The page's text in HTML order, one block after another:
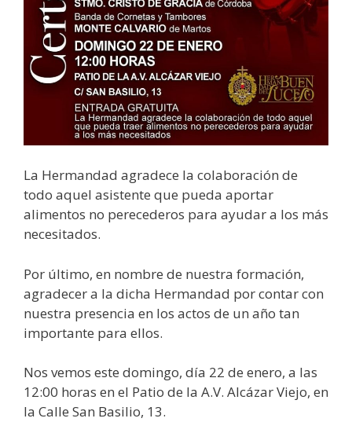
La Hermandad agradece la colaboración de
todo aquel asistente que pueda aportar
alimentos no perecederos para ayudar a los más
necesitados.
Por último, en nombre de nuestra formación,
agradecer a la dicha Hermandad por contar con
nuestra presencia en los actos de un año tan
importante para ellos.
Nos vemos este domingo, día 22 de enero, a las
12:00 horas en el Patio de la A.V. Alcázar Viejo, en
la Calle San Basilio, 13.